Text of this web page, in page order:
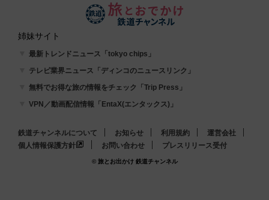
姉妹サイト
最新トレンドニュース「tokyo chips」
テレビ業界ニュース「ディンコのニュースリンク」
無料でお得な旅の情報をチェック「Trip Press」
VPN／動画配信情報「EntaX(エンタックス)」
鉄道チャンネルについて お知らせ 利用規約
運営会社
個人情報保護方針
お問い合わせ プレスリリース受付
© 旅とお出かけ 鉄道チャンネル